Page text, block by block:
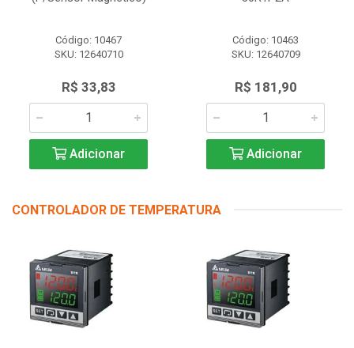
Código: 10467
SKU: 12640710
R$ 33,83
Adicionar
Código: 10463
SKU: 12640709
R$ 181,90
Adicionar
CONTROLADOR DE TEMPERATURA